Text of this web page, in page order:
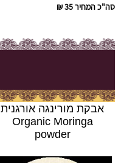
סה"כ המחיר35 ₪
אבקת מורינגה אורגנית
Organic Moringa
powder